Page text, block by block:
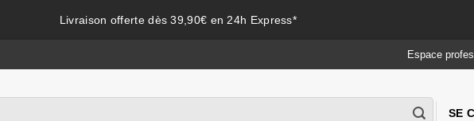
Livraison offerte dès 39,90€ en 24h Express*
Espace
SE